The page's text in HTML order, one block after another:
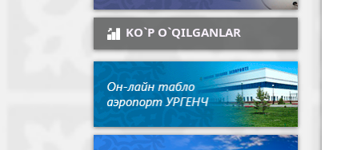
KO`P O`QILGANLAR